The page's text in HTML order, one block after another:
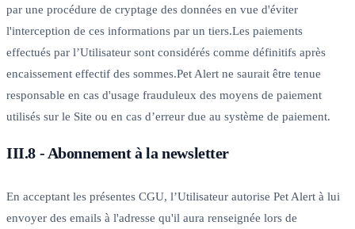
par une procédure de cryptage des données en vue d'éviter
l'interception de ces informations par un tiers.Les paiements
effectués par l’Utilisateur sont considérés comme définitifs après
encaissement effectif des sommes.Pet Alert ne saurait être tenue
responsable en cas d'usage frauduleux des moyens de paiement
utilisés sur le Site ou en cas d’erreur due au système de paiement.
III.8 - Abonnement à la newsletter
En acceptant les présentes CGU, l’Utilisateur autorise Pet Alert à lui
envoyer des emails à l'adresse qu'il aura renseignée lors de